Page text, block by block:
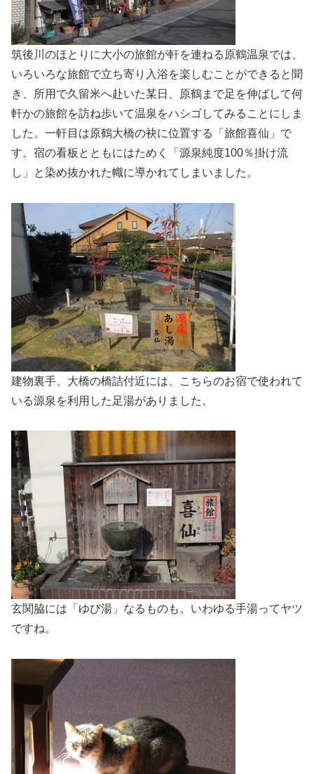
筑後川のほとりに大小の旅館が軒を連ねる原鶴温泉では、
いろいろな旅館で立ち寄り入浴を楽しむことができると聞
き、所用で久留米へ赴いた某日、原鶴まで足を伸ばして何
軒かの旅館を訪ね歩いて温泉をハシゴしてみることにしま
した。一軒目は原鶴大橋の袂に位置する「旅館喜仙」で
す。宿の看板とともにはためく「源泉純度100％掛け流
し」と染め抜かれた幟に導かれてしまいました。
建物裏手、大橋の橋詰付近には、こちらのお宿で使われて
いる源泉を利用した足湯がありました。
玄関脇には「ゆび湯」なるものも。いわゆる手湯ってヤツ
ですね。